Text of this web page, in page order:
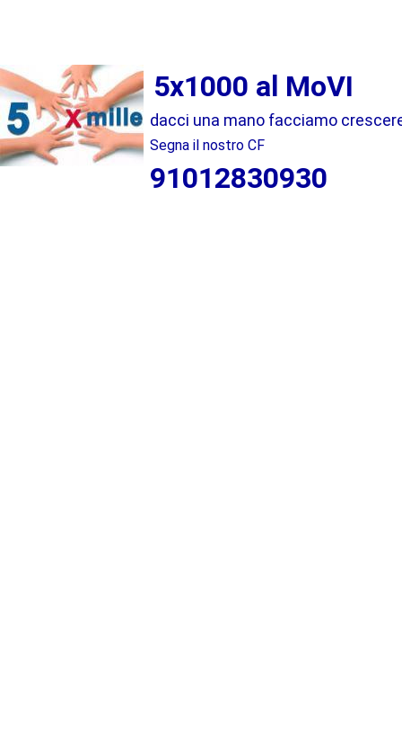
5x1000 al MoVI
dacci una mano facciamo
Segna il nostro CF
91012830930